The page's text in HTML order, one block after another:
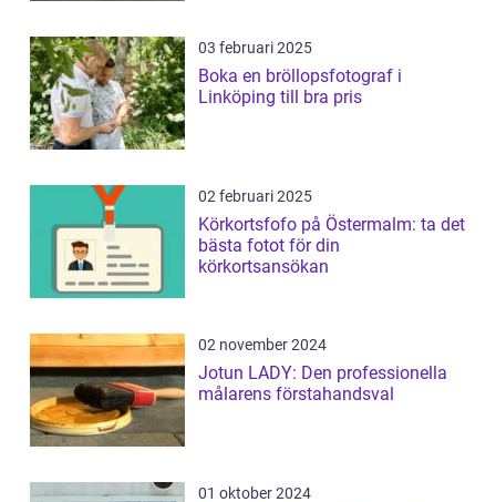
03 februari 2025
Boka en bröllopsfotograf i
Linköping till bra pris
02 februari 2025
Körkortsfofo på Östermalm: ta det
bästa fotot för din
körkortsansökan
02 november 2024
Jotun LADY: Den professionella
målarens förstahandsval
01 oktober 2024